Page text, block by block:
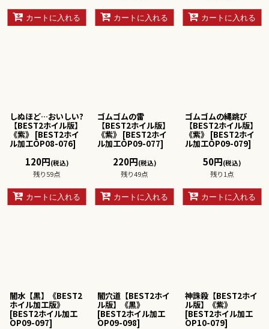
カートに入れる カートに入れる カートに入れる
しぬほど…おいしい?
【BEST2ホイル版】
《紫》 [BEST2ホイ
ル加工OP08-076]
120円(税込)
残り59点
カートに入れる
ゴムゴムの雷
【BEST2ホイル版】
《紫》 [BEST2ホイ
ル加工OP09-077]
220円(税込)
残り49点
カートに入れる
ゴムゴムの縄跳び
【BEST2ホイル版】
《紫》 [BEST2ホイ
ル加工OP09-079]
50円(税込)
残り1点
カートに入れる
闇水【黒】《BEST2
ホイル加工版》
[BEST2ホイル加工
OP09-097]
闇穴道【BEST2ホイ
ル版】《黒》
[BEST2ホイル加工
OP09-098]
神誅殺【BEST2ホイ
ル版】《紫》
[BEST2ホイル加工
OP10-079]